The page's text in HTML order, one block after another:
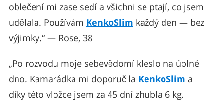
oblečení mi zase sedí a všichni se ptají, co jsem
udělala. Používám KenkoSlim každý den — bez
výjimky.“ — Rose, 38
„Po rozvodu moje sebevědomí kleslo na úplné
dno. Kamarádka mi doporučila KenkoSlim a
díky této vložce jsem za 45 dní zhubla 6 kg.